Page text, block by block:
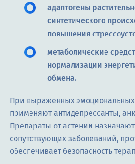
адаптогены
синтетического
повышения
метаболические
нормализации
обмена.
При выраженных
применяют антидепрессанты,
Препараты от астении
сопутствующих заболеваний,
обеспечивает безопасность